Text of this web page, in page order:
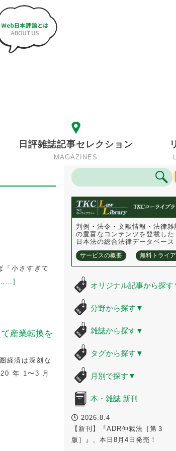
日評雑誌記事セレクション
MAGAZINES
「小さすぎて
産業転換を
経済は深刻な
年 1〜3 月
判例・法令・文献情報・法律雑
の豊富なコンテンツを登載した
日本法の総合法律データベース
サービスの概要 無料トライ
オリジナル記事から探す
分野から探す ▼
雑誌から探す ▼
タグから探す ▼
月別で探す ▼
本・雑誌 新刊
2026.8.4
【新刊】『ADR仲裁法［第３
版］』、本日8月4日発売！